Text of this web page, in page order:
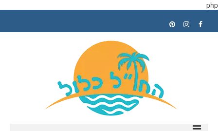
php